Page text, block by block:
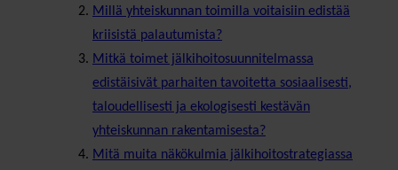
Millä yhteiskunnan toimilla voitaisiin edistää
kriisistä palautumista?
Mitkä toimet jälkihoitosuunnitelmassa
edistäisivät parhaiten tavoitetta sosiaalisesti,
taloudellisesti ja ekologisesti kestävän
yhteiskunnan rakentamisesta?
Mitä muita näkökulmia jälkihoitostrategiassa